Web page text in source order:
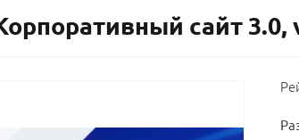
сайт 3.0,